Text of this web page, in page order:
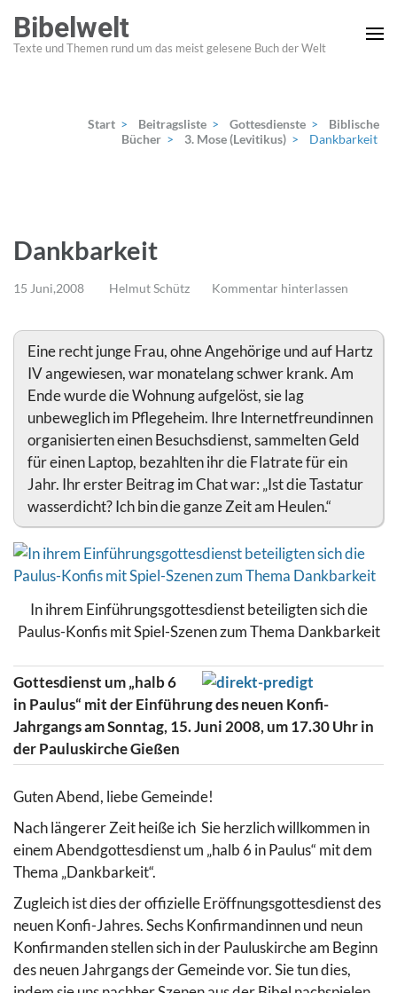
Inhalt
springen
Bibelwelt
Texte und Themen rund um das meist gelesene Buch der Welt
Start > Beitragsliste > Gottesdienste >
Biblische
Bücher > 3. Mose (Levitikus) > Dankbarkeit
Dankbarkeit
15 Juni,2008 Helmut Schütz Kommentar hinterlassen
Eine recht junge Frau, ohne Angehörige und auf Hartz
IV angewiesen, war monatelang schwer krank. Am
Ende wurde die Wohnung aufgelöst, sie lag
unbeweglich im Pflegeheim. Ihre Internetfreundinnen
organisierten einen Besuchsdienst, sammelten Geld
für einen Laptop, bezahlten ihr die Flatrate für ein
Jahr. Ihr erster Beitrag im Chat war: „Ist die Tastatur
wasserdicht? Ich bin die ganze Zeit am Heulen.“
In ihrem Einführungsgottesdienst beteiligten sich die
Paulus-Konfis mit Spiel-Szenen zum Thema Dankbarkeit
Gottesdienst um „halb 6
in Paulus“ mit der Einführung des neuen Konfi-
Jahrgangs am Sonntag, 15. Juni 2008, um 17.30 Uhr in
der Pauluskirche Gießen
Guten Abend, liebe Gemeinde!
Nach längerer Zeit heiße ich Sie herzlich willkommen in
einem Abendgottesdienst um „halb 6 in Paulus“ mit dem
Thema „Dankbarkeit“.
Zugleich ist dies der offizielle Eröffnungsgottesdienst des
neuen Konfi-Jahres. Sechs Konfirmandinnen und neun
Konfirmanden stellen sich in der Pauluskirche am Beginn
des neuen Jahrgangs der Gemeinde vor. Sie tun dies,